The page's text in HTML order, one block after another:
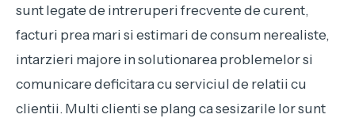
sunt legate de intreruperi frecvente de curent,
facturi prea mari si estimari de consum nerealiste,
intarzieri majore in solutionarea problemelor si
comunicare deficitara cu serviciul de relatii cu
clientii. Multi clienti se plang ca sesizarile lor sunt